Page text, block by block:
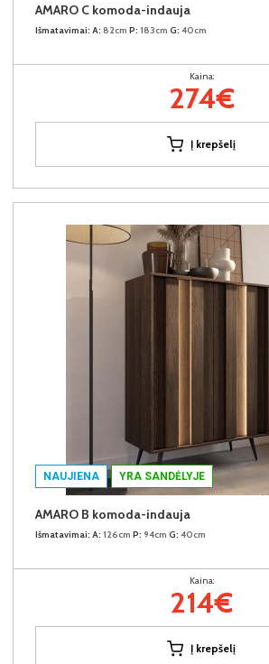
AMARO C komoda-indauja
Išmatavimai: A: 82cm P: 183cm G: 40cm
Kaina:
274€
Į krepšelį
NAUJIENA YRA SANDĖLYJE
AMARO B komoda-indauja
Išmatavimai: A: 126cm P: 94cm G: 40cm
Kaina:
214€
Į krepšelį